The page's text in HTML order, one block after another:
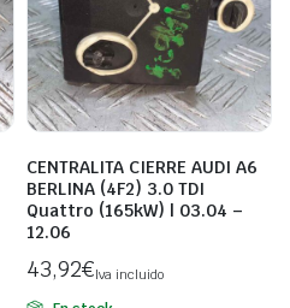
CENTRALITA CIERRE AUDI A6
BERLINA (4F2) 3.0 TDI
Quattro (165kW) | 03.04 –
12.06
43,92€Iva incluido